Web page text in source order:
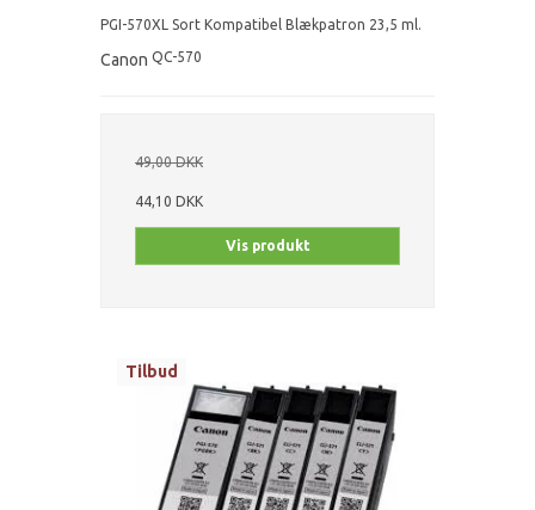
PGI-570XL Sort Kompatibel Blækpatron 23,5 ml.
Canon QC-570
49,00 DKK
44,10 DKK
Vis produkt
Tilbud